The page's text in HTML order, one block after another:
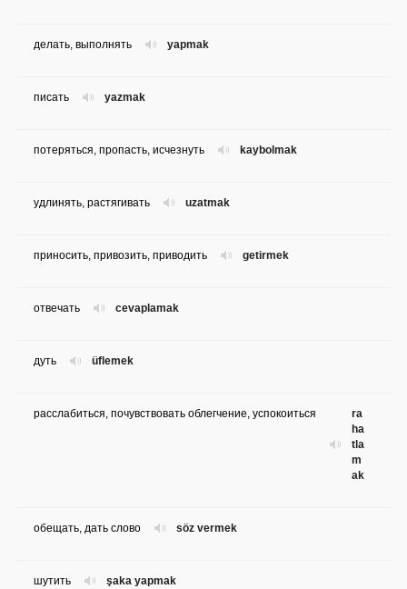
yapmak
делать, выполнять
yazmak
писать
kaybolmak
потеряться, пропасть, исчезнуть
uzatmak
удлинять, растягивать
getirmek
приносить, привозить, приводить
cevaplamak
отвечать
üflemek
дуть
ra
ha
tla
m
ak
расслабиться, почувствовать облегчение, успокоиться
söz vermek
обещать, дать слово
şaka yapmak
шутить